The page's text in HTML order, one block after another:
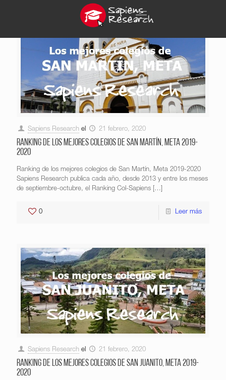
Sapiens Research el 21 febrero, 2020
Ranking de los mejores colegios de San Martín, Meta 2019-
2020
Ranking de los mejores colegios de San Martín, Meta 2019-2020
Sapiens Research publica cada año, desde 2013 y entre los meses
de septiembre-octubre, el Ranking Col-Sapiens […]
0 Leer más
Sapiens Research el 21 febrero, 2020
Ranking de los mejores colegios de San Juanito, Meta 2019-
2020